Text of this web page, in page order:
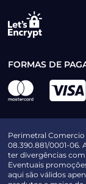
FORMAS DE
Perimetral Comercio
08.390.881/0001-
ter divergências
Eventuais
aqui são válidos